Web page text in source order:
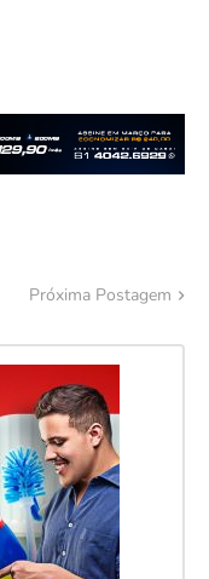
Próxima Postagem